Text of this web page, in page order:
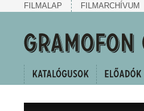
FILMALAP FILMARCHÍVUM